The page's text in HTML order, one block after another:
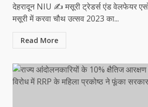
देहरादून NIU ✍️ मसूरी ट्रेडर्स एंड वेलफेयर
मसूरी में करवा चौथ उत्सव 2023 का...
Read More